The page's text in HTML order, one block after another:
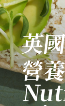
英
營